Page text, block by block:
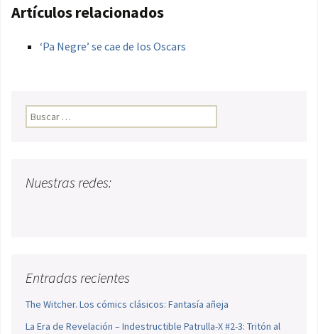
Artículos relacionados
‘Pa Negre’ se cae de los Oscars
Buscar:
Nuestras redes:
Entradas recientes
The Witcher. Los cómics clásicos: Fantasía añeja
La Era de Revelación – Indestructible Patrulla-X #2-3: Tritón al